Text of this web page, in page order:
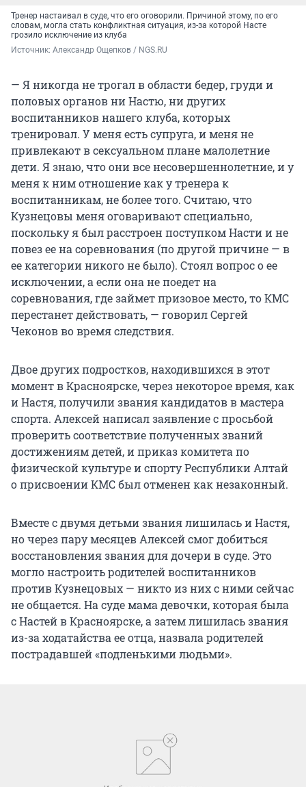
Тренер настаивал в суде, что его оговорили. Причиной этому, по его
словам, могла стать конфликтная ситуация, из-за которой Насте
грозило исключение из клуба
Источник: Александр Ощепков / NGS.RU
— Я никогда не трогал в области бедер, груди и
половых органов ни Настю, ни других
воспитанников нашего клуба, которых
тренировал. У меня есть супруга, и меня не
привлекают в сексуальном плане малолетние
дети. Я знаю, что они все несовершеннолетние, и у
меня к ним отношение как у тренера к
воспитанникам, не более того. Считаю, что
Кузнецовы меня оговаривают специально,
поскольку я был расстроен поступком Насти и не
повез ее на соревнования (по другой причине — в
ее категории никого не было). Стоял вопрос о ее
исключении, а если она не поедет на
соревнования, где займет призовое место, то КМС
перестанет действовать, — говорил Сергей
Чеконов во время следствия.
Двое других подростков, находившихся в этот
момент в Красноярске, через некоторое время, как
и Настя, получили звания кандидатов в мастера
спорта. Алексей написал заявление с просьбой
проверить соответствие полученных званий
достижениям детей, и приказ комитета по
физической культуре и спорту Республики Алтай
о присвоении КМС был отменен как незаконный.
Вместе с двумя детьми звания лишилась и Настя,
но через пару месяцев Алексей смог добиться
восстановления звания для дочери в суде. Это
могло настроить родителей воспитанников
против Кузнецовых — никто из них с ними сейчас
не общается. На суде мама девочки, которая была
с Настей в Красноярске, а затем лишилась звания
из-за ходатайства ее отца, назвала родителей
пострадавшей «подленькими людьми».